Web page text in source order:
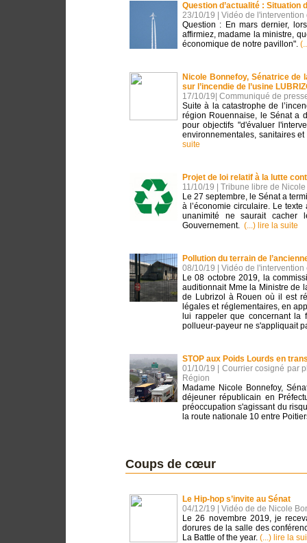
Question d’actualité :
23/10/19 | Vidéo de
Question : En mars dernier,
affirmiez, madame la ministre,
économique de notre pavillon".
Nicole Bonnefoy, Sénatrice de
sur l’incendie de l’usine
17/10/19| Communiqué de
Suite à la catastrophe de
région Rouennaise, le Sénat a
pour objectifs "d'évaluer
environnementales, sanitaires
suite
Projet de loi relatif à la lutte
11/10/19 | Tribune libre de
Le 27 septembre, le Sénat a
à l’économie circulaire. Le
unanimité ne saurait
Gouvernement. (...) lire la suite
Pollution du terrain de
08/10/19 | Vidéo de
Le 08 octobre 2019, la
auditionnait Mme la Ministre de
de Lubrizol à Rouen où il est
légales et réglementaires, en
lui rappeler que concernant la
pollueur-payeur ne s'appliquait
STOP aux Poids Lourds en
01/10/19 | Courrier cosigné par
Région
Madame Nicole Bonnefoy,
déjeuner républicain en
préoccupation s'agissant du
la route nationale 10 entre
Coups de cœur
Le Hip-hop s’invite au Sénat
04/12/19 | Vidéo de de Nicole
Le 26 novembre 2019, je
dorures de la salle des
La Battle of the year. (...) lire la